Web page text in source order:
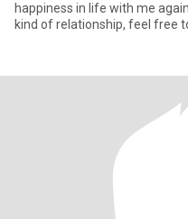
happiness in life with me
kind of relationship, feel free